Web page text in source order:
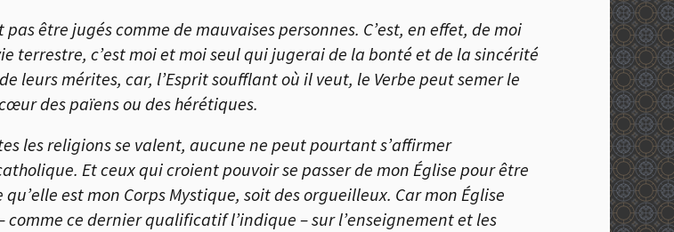
être jugés comme de mauvaises personnes. C’est, en effet, de moi
terrestre, c’est moi et moi seul qui jugerai de la bonté et de la sincérité
leurs mérites, car, l’Esprit soufflant où il veut, le Verbe peut semer le
des païens ou des hérétiques.
les religions se valent, aucune ne peut pourtant s’affirmer
Et ceux qui croient pouvoir se passer de mon Église pour être
est mon Corps Mystique, soit des orgueilleux. Car monÉglise
ce dernier qualificatif l’indique – sur l’enseignement et les